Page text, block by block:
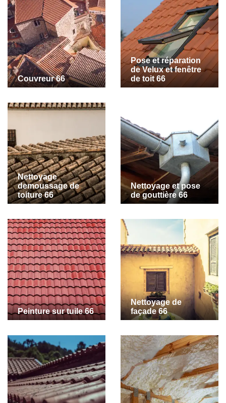
Couvreur 66
Pose et réparation
de Velux et fenêtre
de toit 66
Nettoyage
demoussage de
toiture 66
Nettoyage et pose
de gouttière 66
Peinture sur tuile 66
Nettoyage de
façade 66